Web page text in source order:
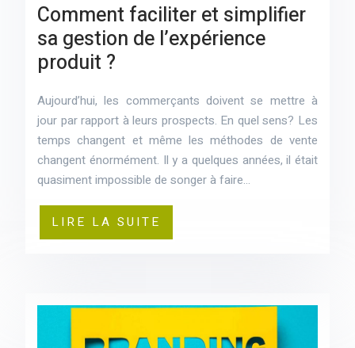
Comment faciliter et simplifier
sa gestion de l’expérience
produit ?
Aujourd’hui, les commerçants doivent se mettre à
jour par rapport à leurs prospects. En quel sens? Les
temps changent et même les méthodes de vente
changent énormément. Il y a quelques années, il était
quasiment impossible de songer à faire…
LIRE LA SUITE